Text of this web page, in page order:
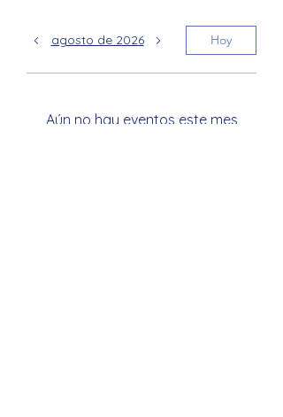
agosto de 2026 Hoy
Aún no hay eventos este mes